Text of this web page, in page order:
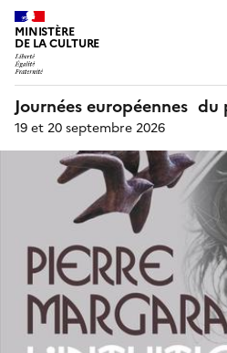
MINISTÈRE
DE LA CULTURE
Journées européennes
19 et 20 septembre 2026